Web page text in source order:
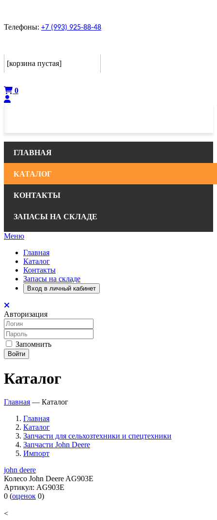
Телефоны: +7 (993) 925-88-48
[корзина пустая]
0
ГЛАВНАЯ
КАТАЛОГ
КОНТАКТЫ
ЗАПАСЫ НА СКЛАДЕ
Меню
Главная
Каталог
Контакты
Запасы на складе
Вход в личный кабинет
Авторизация
Запомнить
Войти
Каталог
Главная — Каталог
Главная
Каталог
Запчасти для сельхозтехники и спецтехники
Запчасти John Deere
Импорт
john deere
Колесо John Deere AG903E
Артикул: AG903E
0 (оценок 0)
<